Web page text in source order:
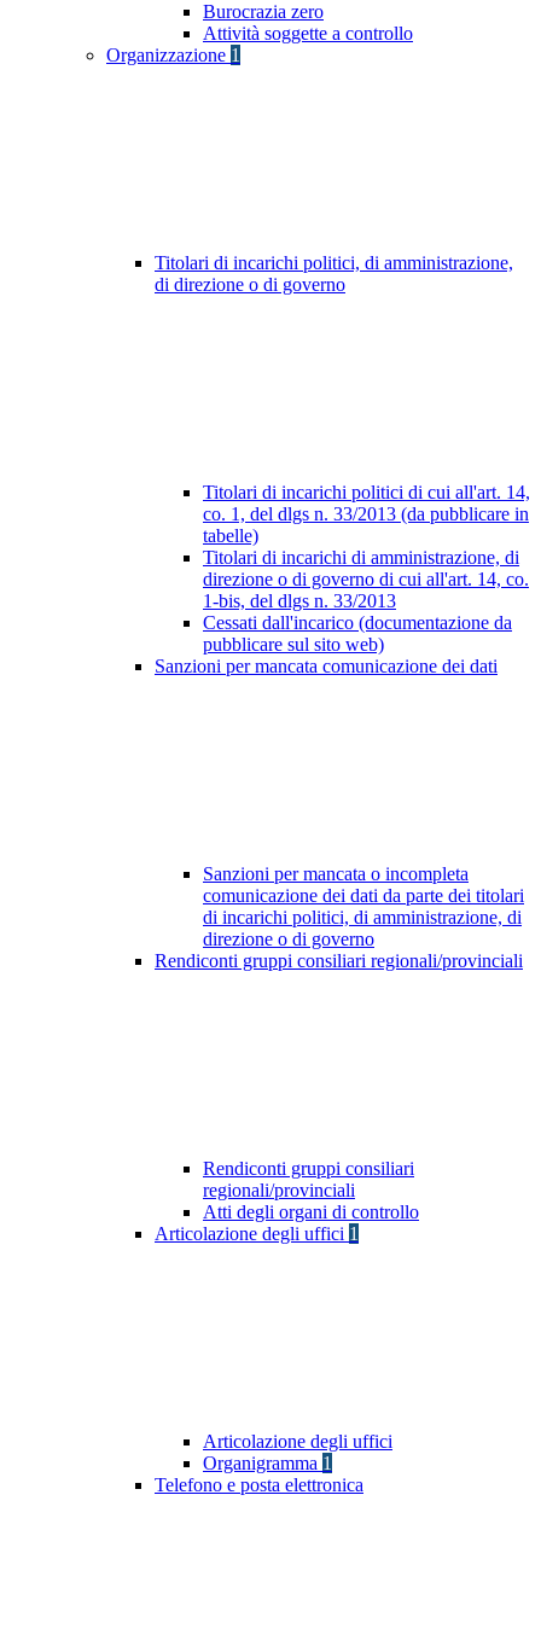
Burocrazia zero
Attività soggette a controllo
Organizzazione 1
Titolari di incarichi politici, di amministrazione,
di direzione o di governo
Titolari di incarichi politici di cui all'art. 14,
co. 1, del dlgs n. 33/2013 (da pubblicare in
tabelle)
Titolari di incarichi di amministrazione, di
direzione o di governo di cui all'art. 14, co.
1-bis, del dlgs n. 33/2013
Cessati dall'incarico (documentazione da
pubblicare sul sito web)
Sanzioni per mancata comunicazione dei dati
Sanzioni per mancata o incompleta
comunicazione dei dati da parte dei titolari
di incarichi politici, di amministrazione, di
direzione o di governo
Rendiconti gruppi consiliari regionali/provinciali
Rendiconti gruppi consiliari
regionali/provinciali
Atti degli organi di controllo
Articolazione degli uffici 1
Articolazione degli uffici
Organigramma 1
Telefono e posta elettronica